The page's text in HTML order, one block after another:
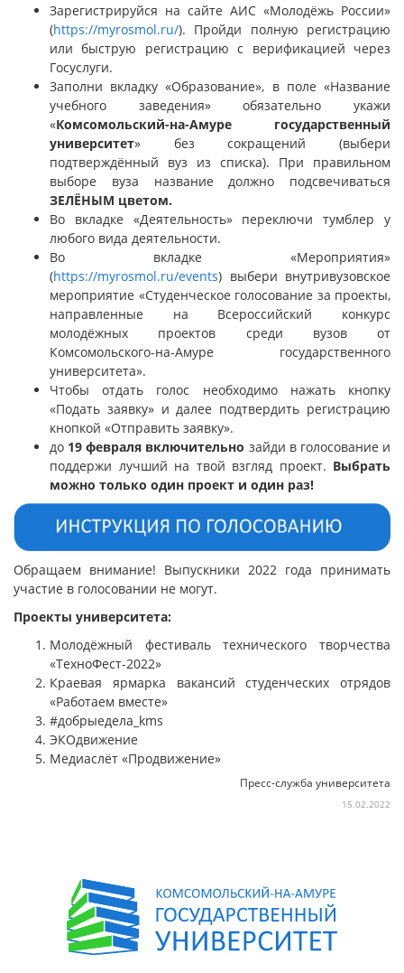
Зарегистрируйся на сайте АИС «Молодёжь России»
(https://myrosmol.ru/). Пройди полную регистрацию
или быструю регистрацию с верификацией через
Госуслуги.
Заполни вкладку «Образование», в поле «Название
учебного заведения» обязательно укажи
«Комсомольский-на-Амуре государственный
университет» без сокращений (выбери
подтверждённый вуз из списка). При правильном
выборе вуза название должно подсвечиваться
ЗЕЛЁНЫМ цветом.
Во вкладке «Деятельность» переключи тумблер у
любого вида деятельности.
Во вкладке «Мероприятия»
(https://myrosmol.ru/events) выбери внутривузовское
мероприятие «Студенческое голосование за проекты,
направленные на Всероссийский конкурс
молодёжных проектов среди вузов от
Комсомольского-на-Амуре государственного
университета».
Чтобы отдать голос необходимо нажать кнопку
«Подать заявку» и далее подтвердить регистрацию
кнопкой «Отправить заявку».
до 19 февраля включительно зайди в голосование и
поддержи лучший на твой взгляд проект. Выбрать
можно только один проект и один раз!
Обращаем внимание! Выпускники 2022 года принимать
участие в голосовании не могут.
Проекты университета:
Молодёжный фестиваль технического творчества
«ТехноФест-2022»
Краевая ярмарка вакансий студенческих отрядов
«Работаем вместе»
#добрыедела_kms
ЭКОдвижение
Медиаслёт «Продвижение»
Пресс-служба университета
15.02.2022